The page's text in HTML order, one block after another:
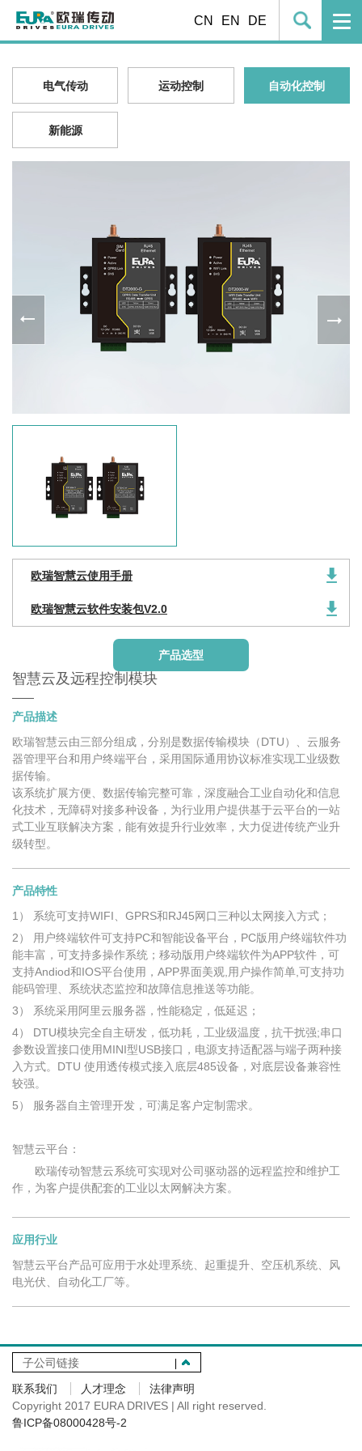
CN EN DE
电气传动 运动控制 自动化控制
新能源
欧瑞智慧云使用手册
欧瑞智慧云软件安装包V2.0
产品选型
智慧云及远程控制模块
产品描述
欧瑞智慧云由三部分组成，分别是数据传输模块（DTU）、云服务
器管理平台和用户终端平台，采用国际通用协议标准实现工业级数
据传输。
该系统扩展方便、数据传输完整可靠，深度融合工业自动化和信息
化技术，无障碍对接多种设备，为行业用户提供基于云平台的一站
式工业互联解决方案，能有效提升行业效率，大力促进传统产业升
级转型。
产品特性
1） 系统可支持WIFI、GPRS和RJ45网口三种以太网接入方式；
2） 用户终端软件可支持PC和智能设备平台，PC版用户终端软件功
能丰富，可支持多操作系统；移动版用户终端软件为APP软件，可
支持Andiod和IOS平台使用，APP界面美观,用户操作简单,可支持功
能码管理、系统状态监控和故障信息推送等功能。
3） 系统采用阿里云服务器，性能稳定，低延迟；
4） DTU模块完全自主研发，低功耗，工业级温度，抗干扰强;串口
参数设置接口使用MINI型USB接口，电源支持适配器与端子两种接
入方式。DTU 使用透传模式接入底层485设备，对底层设备兼容性
较强。
5） 服务器自主管理开发，可满足客户定制需求。
智慧云平台：
欧瑞传动智慧云系统可实现对公司驱动器的远程监控和维护工
作，为客户提供配套的工业以太网解决方案。
应用行业
智慧云平台产品可应用于水处理系统、起重提升、空压机系统、风
电光伏、自动化工厂等。
子公司链接
联系我们
人才理念
法律声明
Copyright 2017 EURA DRIVES | All right reserved.
鲁ICP备08000428号-2